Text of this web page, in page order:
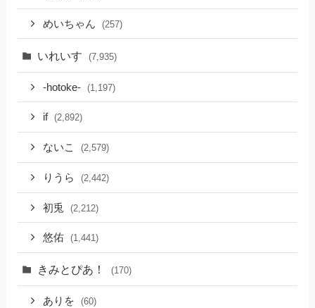
めいちゃん (257)
いれいす (7,935)
-hotoke- (1,197)
if (2,892)
ないこ (2,579)
りうら (2,442)
初兎 (2,212)
悠佑 (1,441)
きみとぴあ！ (170)
ありを (60)